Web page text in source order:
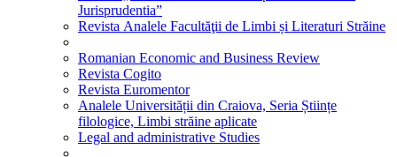
Jurisprudentia”
Revista Analele Facultăţii de Limbi și Literaturi Străine
Romanian Economic and Business Review
Revista Cogito
Revista Euromentor
Analele Universității din Craiova, Seria Științe
filologice, Limbi străine aplicate
Legal and administrative Studies